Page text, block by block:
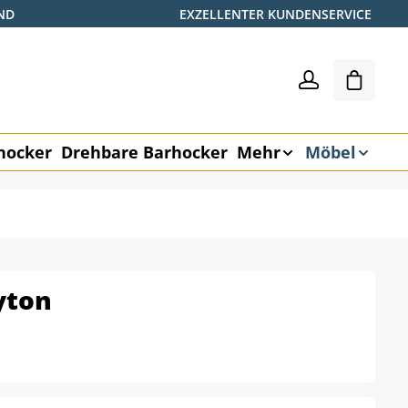
EXZELLENTER KUNDENSERVICE
Drehbare Barhocker Mehr Möbel